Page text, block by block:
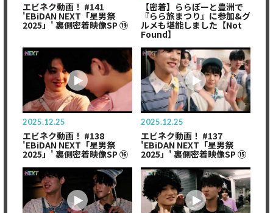
エビネク動画！ #141
'EBiDAN NEXT「星男祭
2025」' 裏側密着映像SP ⑲
【密着】ららぽーと豊洲で
『らら旅まつり』に参加&グ
ルメも堪能しました【Not
Found】
2025.12.25
エビネク動画！ #138
'EBiDAN NEXT「星男祭
2025」' 裏側密着映像SP ⑯
2025.12.25
エビネク動画！ #137
'EBiDAN NEXT「星男祭
2025」' 裏側密着映像SP ⑮